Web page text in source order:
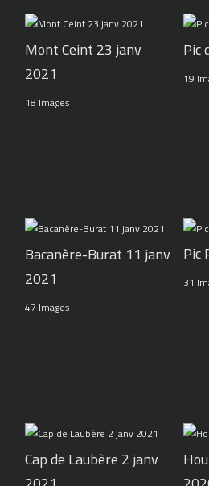
Mont Ceint 23 janv
2021
18 Images
Pic
19
Bacanère-Burat 11 janv
2021
47 Images
Pic
31
Cap de Laubère 2 janv